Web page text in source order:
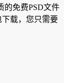
的免费PSD文件
载，您只需要